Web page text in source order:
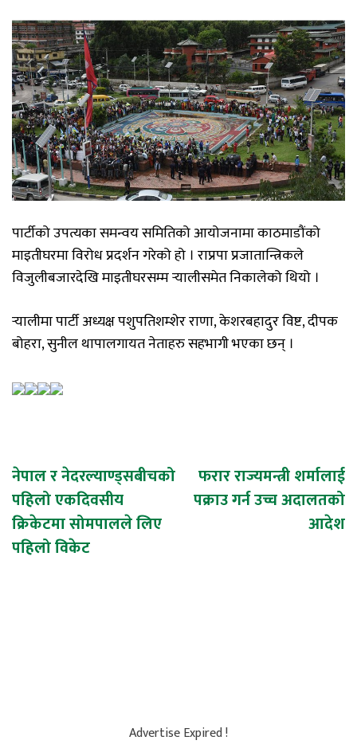
पार्टीको उपत्यका समन्वय समितिको आयोजनामा काठमाडौंको
माइतीघरमा विरोध प्रदर्शन गरेको हो । राप्रपा प्रजातान्त्रिकले
विजुलीबजारदेखि माइतीघरसम्म र्‍यालीसमेत निकालेको थियो ।
र्‍यालीमा पार्टी अध्यक्ष पशुपतिशम्शेर राणा, केशरबहादुर विष्ट, दीपक
बोहरा, सुनील थापालगायत नेताहरु सहभागी भएका छन् ।
Post
navigation
नेपाल र नेदरल्याण्ड्सबीचको
पहिलो एकदिवसीय
क्रिकेटमा सोमपालले लिए
पहिलो विकेट
फरार राज्यमन्त्री शर्मालाई
पक्राउ गर्न उच्च अदालतको
आदेश
Advertise Expired !